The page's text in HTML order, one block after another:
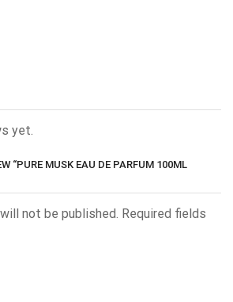
yet.
“PURE MUSK EAU DE PARFUM 100ML
not be published. Required fields